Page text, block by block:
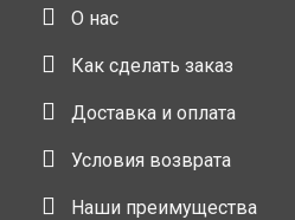
О нас
Как сделать заказ
Доставка и оплата
Условия возврата
Наши преимущества